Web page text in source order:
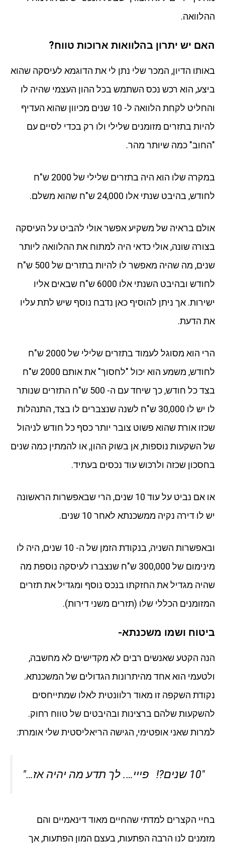
ההלוואה.
האם יש יתרון בהלוואות ארוכות טווח?
באותו הדיון, המכר שלי נתן לי את הדוגמא לעיסקה שהוא
ביצע, הוא רכש נכס השתמש בכל ההון העצמי שהיה לו
והחליט לקחת הלוואה ל- 10 שנים מכיוון שהוא העדיף
להיות בתזרים מזומנים שלילי ולו רק בכדי לסיים עם
"החוב" כמה שיותר מהר.
במקרה שלו הוא היה בתזרים שלילי של 2000 ש"ח
לחודש, בהיבט שנתי אלו 24,000 ש"ח שהוא משלם.
אולם בראיה של משקיע אפשר אולי להביט על העיסקה
בצורה שונה, אולי כדאי היה למתוח את ההלוואה ליותר
שנים, מה שהיה מאפשר לו להיות בתזרים של 500 ש"ח
לחודש ובהיבט השנתי אלו 6000 ש"ח שבאים אליו
ישירות. אך ניתן להוסיף כאן נדבח נוסף שיש לתת עליו
את הדעת.
הרי הוא מסוגל לעמוד בתזרים שלילי של 2000 ש"ח
לחודש, משמע הוא יכול "לחסוך" את אותם 2000 ש"ח
בצד כל חודש, כך שיחד עם ה- 500 ש"ח התזרים שנותר
לו יש לו 30,000 ש"ח לשנה שנצברים לו בצד, התנהלות
שכזו אורת שהוא פשוט צובר יותר כסף כל חודש לניהול
של השקעות נוספות, אן בשוק ההון, או להמתין כמה שנים
בחסכון שכזה ולרכוש עוד נכסים בעתיד.
או אם נביט על עוד 10 שנים, הרי שבאפשרות הראשונה
יש לו דירה נקיה ממשכנתא לאחר 10 שנים.
ובאפשרות השניה, בנקודת הזמן של ה- 10 שנים, היה לו
מינימום של 300,000 ש"ח שנצברו לעיסקה נוספת מה
שהיה מגדיל את החזקתו בנכס נוסף ומגדיל את תזרים
המזומנים הכללי שלו (תזרים משני דירות).
ביטוח ושמו משכנתא-
הנה הקטע שאנשים רבים לא מקדישים לא מחשבה,
ולטעמי הוא אחד מהיתרונות הגדולים של המשכנתא.
נקודת השקפה זו מאוד רלוונטית לאלו שמתייחסים
להשקעות שלהם ברצינות ובהיבטים של טווח רחוק.
למרות שאני אופטימי, הגישה הריאליסטית שלי אומרת:
"10 שנים?! פייי…. לך תדע מה יהיה אז…"
בחיי הקצרים למדתי שהחיים מאוד דינאמיים והם
מזמנים לנו הרבה הפתעות, בעצם המון הפתעות, אך